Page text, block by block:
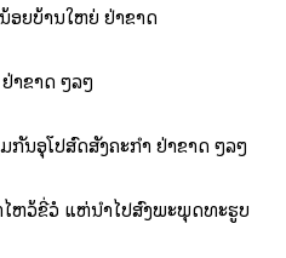
ຍບ້ານໃຫຍ່ ຢ່າຂາດ
າຂາດ ໆລໆ
ນອຸໂປສົດສັງຄະກໍາ ຢ່າຂາດ ໆລໆ
ຫວ້ຂີ່ວໍ ແຫ່​ນ້ຳໄປສົງພະພຸດທະຮູບ